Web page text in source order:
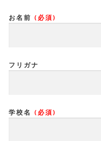
お名前 (必須)
フリガナ
学校名 (必須)